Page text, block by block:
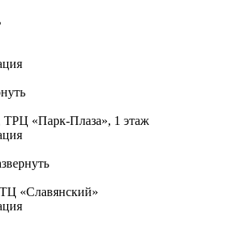
ТРЦ «Парк-Плаза», 1 этаж
«Славянский»